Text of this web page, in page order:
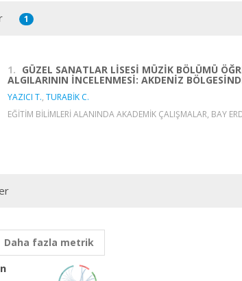
1
1. GÜZEL SANATLAR LİSESİ MÜZİK BÖLÜMÜ
ALGILARININ İNCELENMESİ: AKDENİZ
YAZICI T., TURABİK C.
EĞİTİM BİLİMLERİ ALANINDA AKADEMİK ÇALIŞMALAR, BAY
Daha fazla metrik